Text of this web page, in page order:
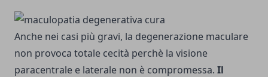
Anche nei casi più gravi, la degenerazione maculare
non provoca totale cecità perchè la visione
paracentrale e laterale non è compromessa. Il